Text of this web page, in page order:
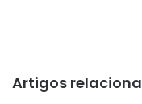
Artigos